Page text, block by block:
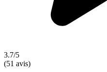
3.7/5
(51 avis)